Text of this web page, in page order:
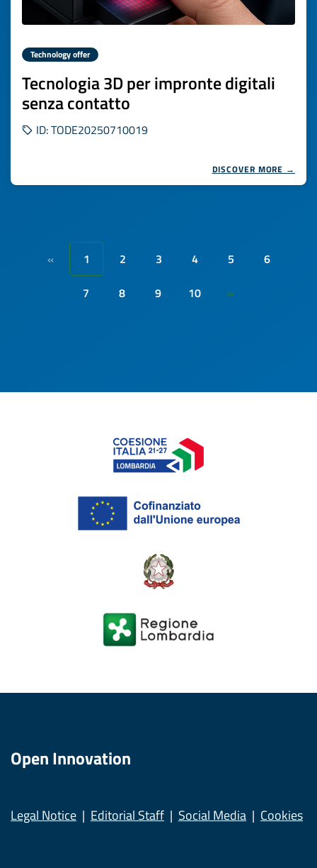
Technology offer
Tecnologia 3D per impronte digitali
senza contatto
ID: TODE20250710019
DISCOVER MORE →
« 1 2 3 4 5
6
7
8 9 10 »
Open Innovation
Legal Notice Editorial Staff Social Media Cookies